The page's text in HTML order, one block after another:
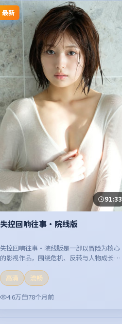
最新
91:33
失控回响往事·院线版
失控回响往事·院线版是一部以冒险为核心
的影视作品，围绕危机、反转与人物成长展
开，整体节奏紧凑，值得推荐观看。
高清
流畅
4.6万 78个月前